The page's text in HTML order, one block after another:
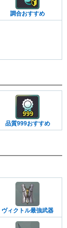
調合おすすめ
品質999おすすめ
ヴィクトル最強武器